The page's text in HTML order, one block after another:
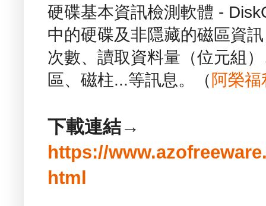
硬碟基本資訊檢測軟體 -
中的硬碟及非隱藏的磁區資
次數、讀取資料量（位元組
區、磁柱...等訊息。（ 阿榮福
下載連結→
https://
html